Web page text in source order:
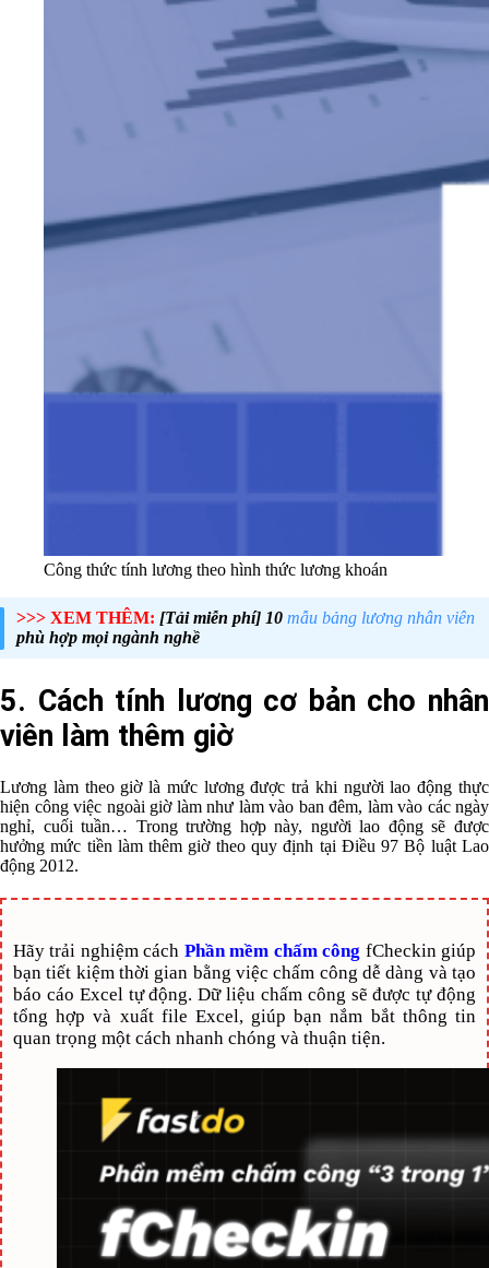
Công thức tính lương theo hình thức lương khoán
>>> XEM THÊM: [Tải miễn phí] 10 mẫu bảng lương nhân viên
phù hợp mọi ngành nghề
5. Cách tính lương cơ bản cho nhân
viên làm thêm giờ
Lương làm theo giờ là mức lương được trả khi người lao động thực
hiện công việc ngoài giờ làm như làm vào ban đêm, làm vào các ngày
nghỉ, cuối tuần… Trong trường hợp này, người lao động sẽ được
hưởng mức tiền làm thêm giờ theo quy định tại Điều 97 Bộ luật Lao
động 2012.
Hãy trải nghiệm cách Phần mềm chấm công fCheckin giúp
bạn tiết kiệm thời gian bằng việc chấm công dễ dàng và tạo
báo cáo Excel tự động. Dữ liệu chấm công sẽ được tự động
tổng hợp và xuất file Excel, giúp bạn nắm bắt thông tin
quan trọng một cách nhanh chóng và thuận tiện.